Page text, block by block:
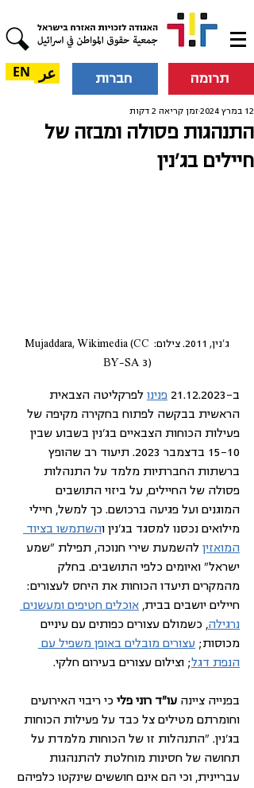
תרומה חברות عر EN
התנהגות פסולה ומבזה של
חיילים בג'נין
12 במרץ 2024 זמן קריאה 2 דקות
ג'נין, 2011. צילום: Mujaddara, Wikimedia (CC
BY-SA 3)
ב-21.12.2023 פנינו לפרקליטה הצבאית
הראשית בבקשה לפתוח בחקירה מקיפה של
פעילות הכוחות הצבאיים בג'נין בשבוע שבין
15-10 בדצמבר 2023. תיעוד רב שהופץ
ברשתות החברתיות מלמד על התנהלות
פסולה של החיילים, על ביזוי התושבים
המוגנים ועל פגיעה ברכושם. כך למשל, חיילי
מילואים נכסנו למסגד בג'נין והשתמשו בציוד
המואזין להשמעת שירי חנוכה, תפילת "שמע
ישראל" ואיומים כלפי התושבים. בחלק
מהמקרים תיעדו הכוחות את היחס לעצורים:
חיילים יושבים בבית, אוכלים חטיפים ומעשנים
נרגילה, כשמולם עצורים כפותים עם עיניים
מכוסות; עצורים מובלים באופן משפיל עם
הנפת דגל; וצילום עצורים בעירום חלקי.
בפנייה ציינה עו"ד רוני פלי כי ריבוי האירועים
וחומרתם מטילים צל כבד על פעילות הכוחות
בג'נין. "התנהלות זו של הכוחות מלמדת על
תחושה של חסינות מוחלטת להתנהגות
עבריינית, וכי הם אינם חוששים שינקטו כלפיהם